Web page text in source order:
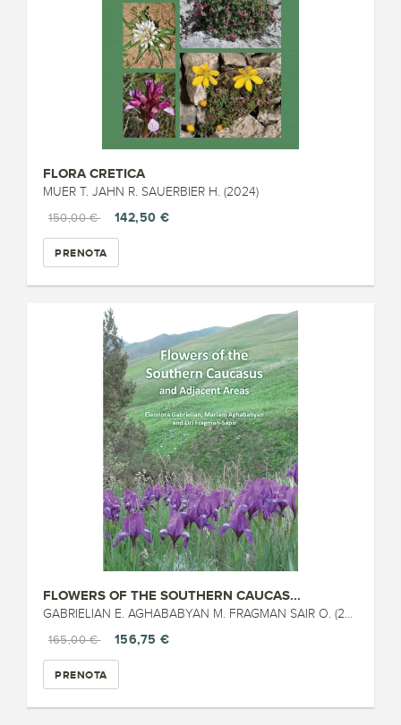
FLORA CRETICA
MUER T. JAHN R. SAUERBIER H. (2024)
150,00 €
142,50 €
PRENOTA
FLOWERS OF THE SOUTHERN CAUCAS...
GABRIELIAN E. AGHABABYAN M. FRAGMAN SAIR O. (2023)
165,00 €
156,75 €
PRENOTA